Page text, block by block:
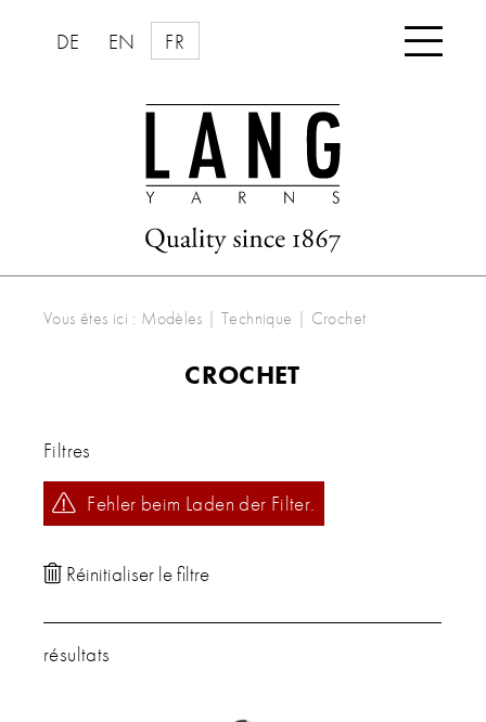
DE EN FR 
Vous êtes ici : Modèles |Technique | Crochet
CROCHET
Filtres
Fehler beim Laden der Filter.
résultats